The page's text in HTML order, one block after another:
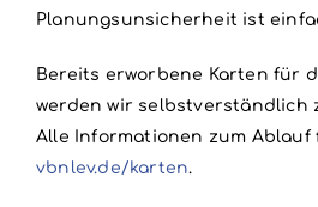
Planungsunsicherheit ist
Bereits erworbene Karten für
werden wir selbstverständlich
Alle Informationen zum Ablauf
vbnlev.de/karten.